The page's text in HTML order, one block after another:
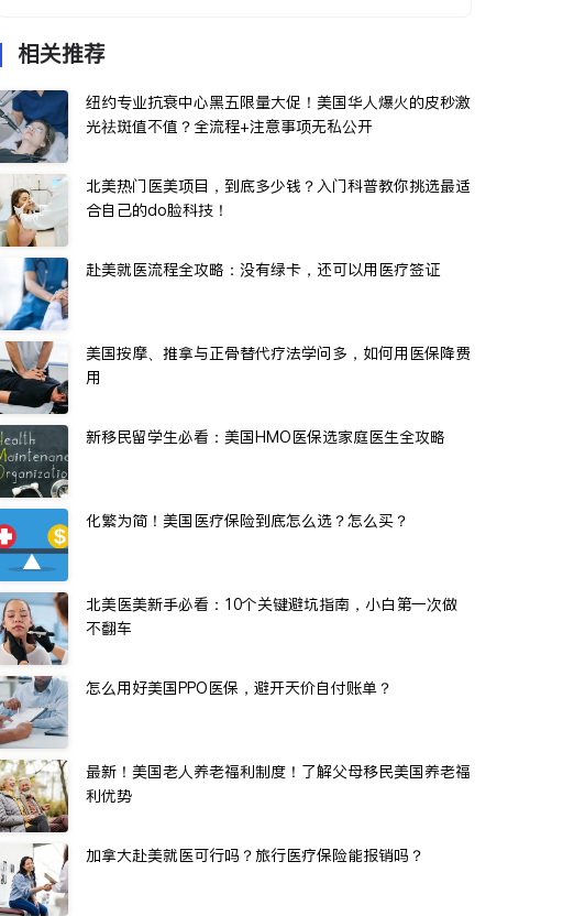
相关推荐
纽约专业抗衰中心黑五限量大促！美国华人爆火的皮秒激
光祛斑值不值？全流程+注意事项无私公开
北美热门医美项目，到底多少钱？入门科普教你挑选最适
合自己的do脸科技！
赴美就医流程全攻略：没有绿卡，还可以用医疗签证
美国按摩、推拿与正骨替代疗法学问多，如何用医保降费
用
新移民留学生必看：美国HMO医保选家庭医生全攻略
化繁为简！美国医疗保险到底怎么选？怎么买？
北美医美新手必看：10个关键避坑指南，小白第一次做
不翻车
怎么用好美国PPO医保，避开天价自付账单？
最新！美国老人养老福利制度！了解父母移民美国养老福
利优势
加拿大赴美就医可行吗？旅行医疗保险能报销吗？